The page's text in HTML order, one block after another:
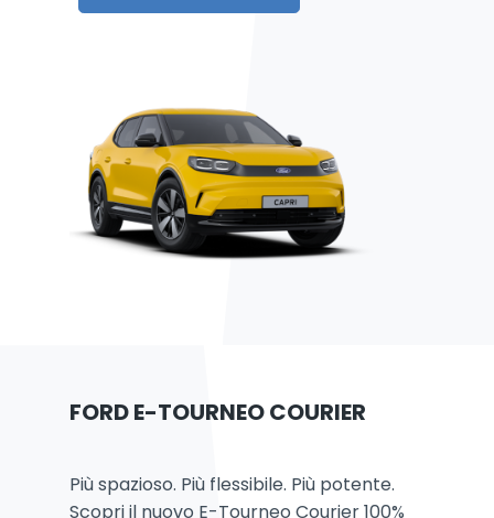
FORD E-TOURNEO COURIER
Più spazioso. Più flessibile. Più potente.
Scopri il nuovo E-Tourneo Courier 100%